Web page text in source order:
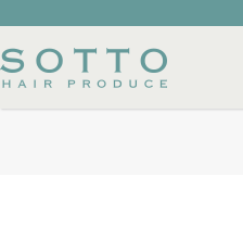
ルサンプル 店休日